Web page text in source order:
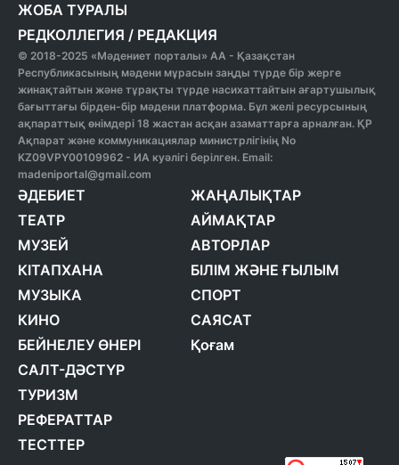
ЖОБА ТУРАЛЫ
РЕДКОЛЛЕГИЯ / РЕДАКЦИЯ
© 2018-2025 «Мәдениет порталы» АА - Қазақстан
Республикасының мәдени мұрасын заңды түрде бір жерге
жинақтайтын және тұрақты түрде насихаттайтын ағартушылық
бағыттағы бірден-бір мәдени платформа. Бұл желі ресурсының
ақпараттық өнімдері 18 жастан асқан азаматтарға арналған. ҚР
Ақпарат және коммуникациялар министрлігінің No
KZ09VPY00109962 - ИА куәлігі берілген. Email:
madeniportal@gmail.com
ӘДЕБИЕТ
ТЕАТР
МУЗЕЙ
КІТАПХАНА
МУЗЫКА
КИНО
БЕЙНЕЛЕУ ӨНЕРІ
САЛТ-ДӘСТҮР
ТУРИЗМ
РЕФЕРАТТАР
ТЕСТТЕР
ЖАҢАЛЫҚТАР
АЙМАҚТАР
АВТОРЛАР
БІЛІМ ЖӘНЕ ҒЫЛЫМ
СПОРТ
САЯСАТ
Қоғам